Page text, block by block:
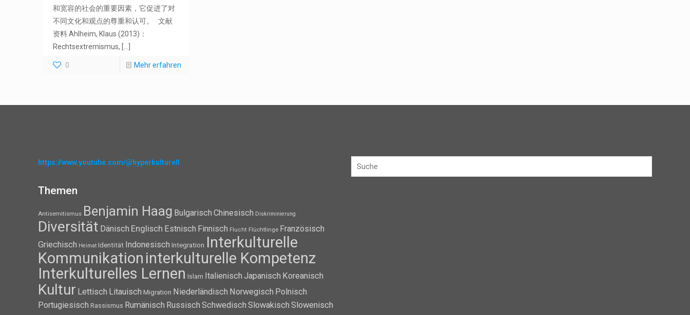
和宽容的社会的重要因素，它促进了对
不同文化和观点的尊重和认可。 文献
资料 Ahlheim, Klaus (2013)：
Rechtsextremismus,
0 Mehr erfahren
https://www.youtube.com/@hyperkulturell
Themen
Antisemitismus Benjamin Haag Bulgarisch Chinesisch Diskriminierung
Diversität Dänisch Englisch Estnisch Finnisch Flucht Flüchtlinge Französisch
Griechisch Heimat Identität Indonesisch Integration Interkulturelle
Kommunikation interkulturelle Kompetenz
Interkulturelles Lernen
Islam Italienisch Japanisch Koreanisch
Kultur Lettisch Litauisch Migration Niederländisch Norwegisch Polnisch
Portugiesisch Rassismus Rumänisch Russisch Schwedisch Slowakisch Slowenisch